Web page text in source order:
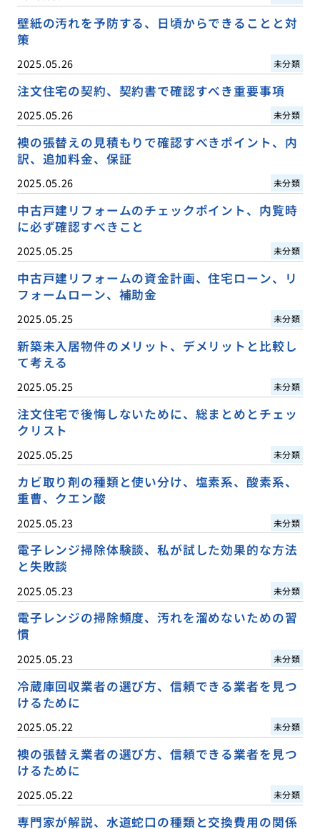
壁紙の汚れを予防する、日頃からできることと対
策
2025.05.26 未分類
注文住宅の契約、契約書で確認すべき重要事項
2025.05.26 未分類
襖の張替えの見積もりで確認すべきポイント、内
訳、追加料金、保証
2025.05.26 未分類
中古戸建リフォームのチェックポイント、内覧時
に必ず確認すべきこと
2025.05.25 未分類
中古戸建リフォームの資金計画、住宅ローン、リ
フォームローン、補助金
2025.05.25 未分類
新築未入居物件のメリット、デメリットと比較し
て考える
2025.05.25 未分類
注文住宅で後悔しないために、総まとめとチェッ
クリスト
2025.05.25 未分類
カビ取り剤の種類と使い分け、塩素系、酸素系、
重曹、クエン酸
2025.05.23 未分類
電子レンジ掃除体験談、私が試した効果的な方法
と失敗談
2025.05.23 未分類
電子レンジの掃除頻度、汚れを溜めないための習
慣
2025.05.23 未分類
冷蔵庫回収業者の選び方、信頼できる業者を見つ
けるために
2025.05.22 未分類
襖の張替え業者の選び方、信頼できる業者を見つ
けるために
2025.05.22 未分類
専門家が解説、水道蛇口の種類と交換費用の関係